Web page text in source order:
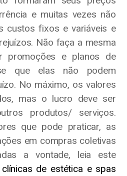
e muitas vezes não
custos fixos e variáveis e
Não faça a mesma
promoções e planos de
que elas não podem
No máximo, os valores
mas o lucro deve ser
produtos/ serviços.
que pode praticar, as
em compras coletivas
a vontade, leia este
de estética e spas